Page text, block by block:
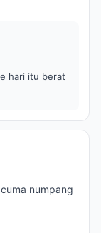
hari itu berat
numpang